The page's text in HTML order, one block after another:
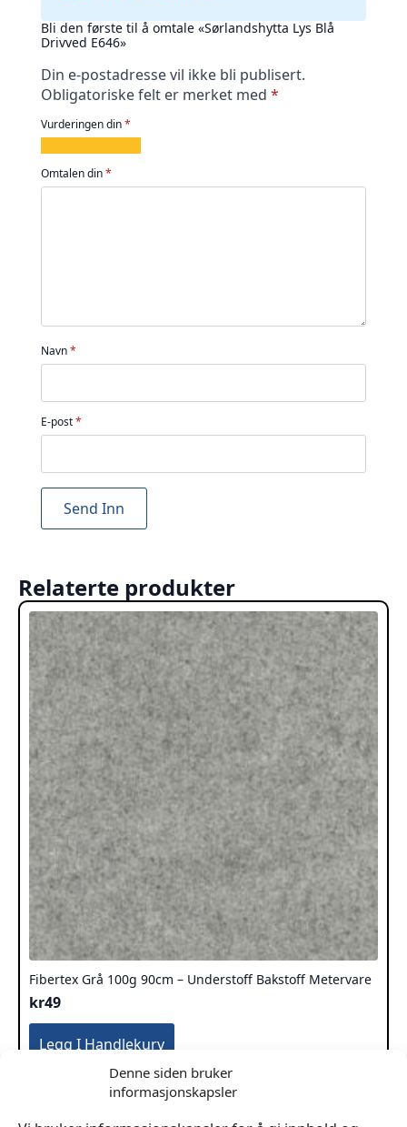
Denne siden bruker
informasjonskapsler
Bli den første til å omtale «Sørlandshytta Lys Blå
Drivved E646»
Din e-postadresse vil ikke bli publisert.
Obligatoriske felt er merket med *
Vurderingen din*
av
5
av
5
av
5
av
5 5
Omtalen din*
Navn*
E-post*
Relaterte produkter
Fibertex Grå 100g 90cm – Understoff Bakstoff Metervare
kr49
Legg I Handlekurv